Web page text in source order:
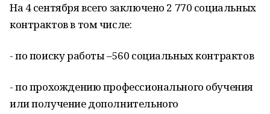
На 4 сентября всего заключено 2 770 социальных
контрактов в том числе:
- по поиску работы –560 социальных контрактов
- по прохождению профессионального обучения
или получение дополнительного